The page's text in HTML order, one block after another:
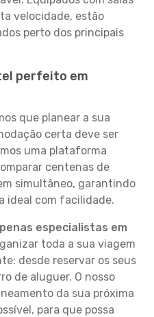
velocidade, estão
perto dos principais
perfeito em
que planear a sua
certa deve ser
uma plataforma
centenas de
simultâneo, garantindo
ideal com facilidade.
especialistas em
toda a sua viagem
desde reservar os seus
de aluguer. O nosso
da sua próxima
para que possa